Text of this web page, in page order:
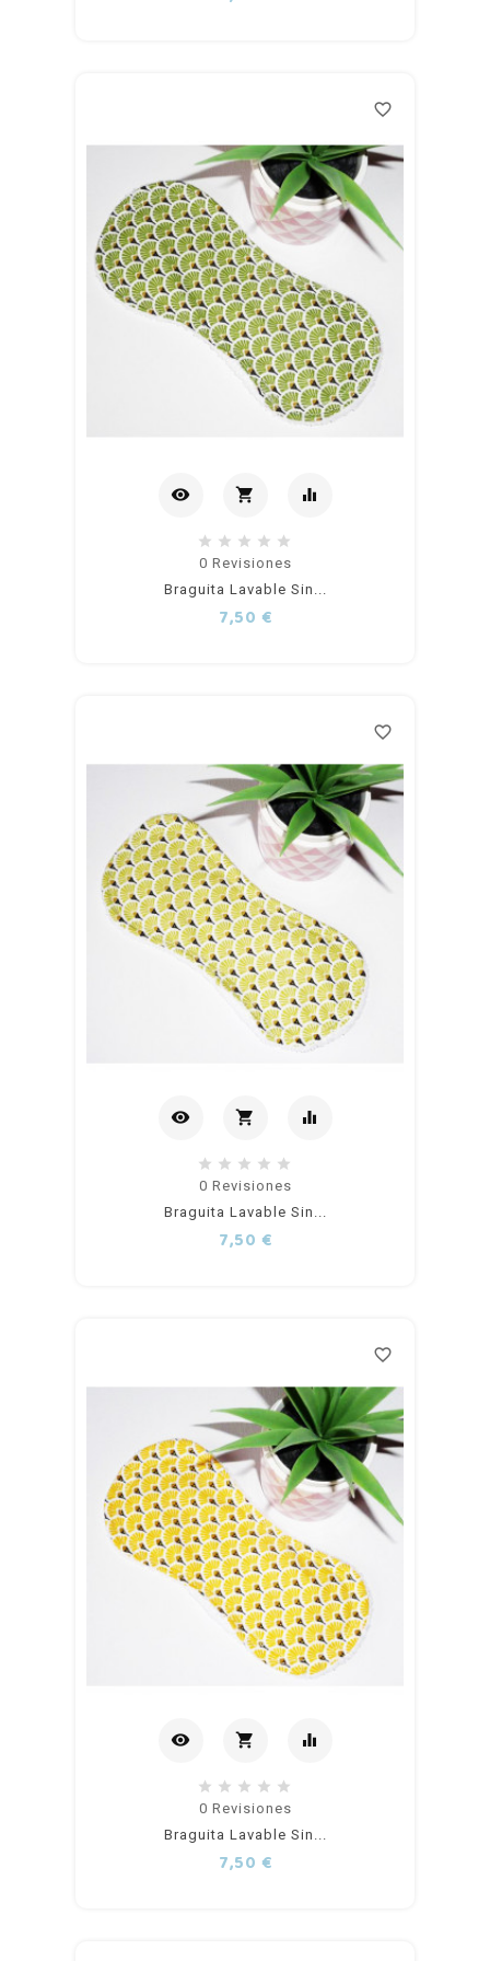
favorite_border
visibility shopping_cart
Añadir
al
equalizer
0 Revisiones
Braguita Lavable Sin...
7,50 €Precio
favorite_border
visibility shopping_cart
Añadir
al
equalizer
0 Revisiones
Braguita Lavable Sin...
7,50 €Precio
favorite_border
visibility shopping_cart
Añadir
al
equalizer
0 Revisiones
Braguita Lavable Sin...
7,50 €Precio